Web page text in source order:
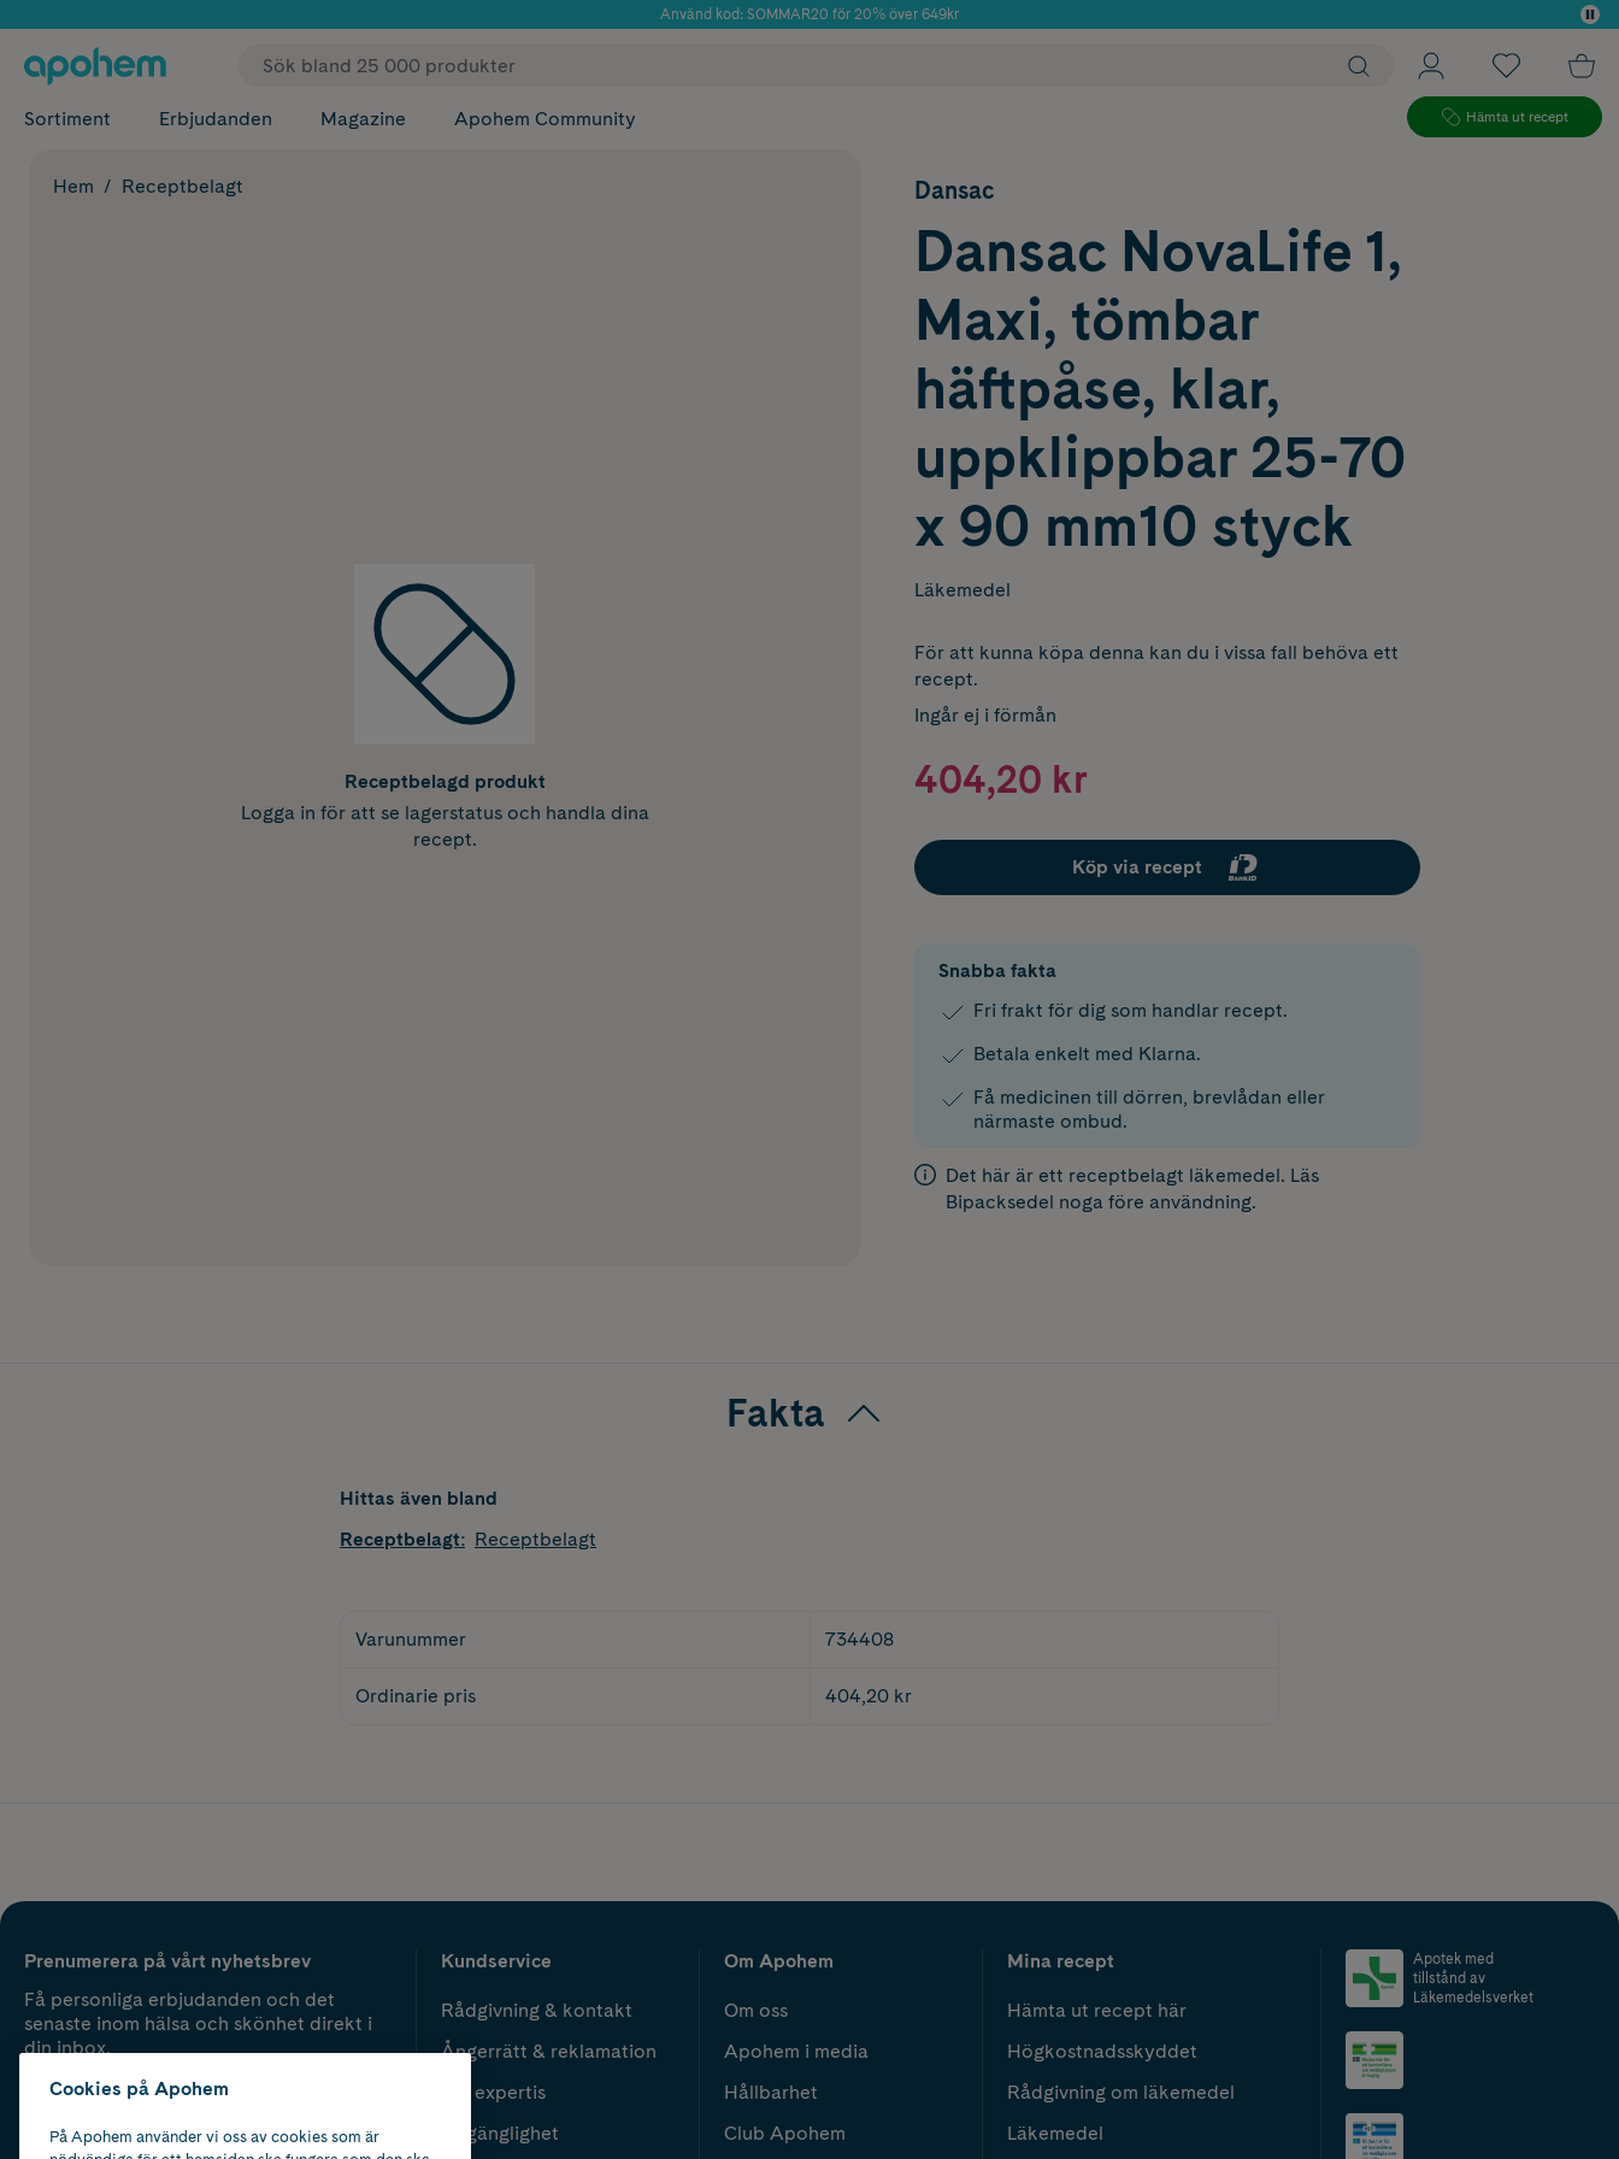
Använd kod: SOMMAR20 för 20% över 649kr
✓ Fri frakt
Sortiment Erbjudanden Magazine Apohem Community Hämta ut recept
Hem Receptbelagt
Receptbelagd produkt
Logga in för att se lagerstatus och handla dina
recept.
Dansac
Dansac NovaLife 1,
Maxi, tömbar
häftpåse, klar,
uppklippbar 25-70
x 90 mm10 styck
Läkemedel
För att kunna köpa denna kan du i vissa fall behöva ett
recept.
Ingår ej i förmån
404,20 kr
Köp via recept
Snabba fakta
Fri frakt för dig som handlar recept.
Betala enkelt med Klarna.
Få medicinen till dörren, brevlådan eller
närmaste ombud.
Det här är ett receptbelagt läkemedel. Läs
Bipacksedel noga före användning.
Fakta
Hittas även bland
Receptbelagt: Receptbelagt
Varunummer 734408
Ordinarie pris 404,20 kr
Prenumerera på vårt nyhetsbrev
Få personliga erbjudanden och det
senaste inom hälsa och skönhet direkt i
din inbox.
Kundservice
Rådgivning & kontakt
Ångerrätt & reklamation
Vår expertis
Tillgänglighet
Om Apohem
Om oss
Apohem i media
Hållbarhet
Club Apohem
Mina recept
Hämta ut recept här
Högkostnadsskyddet
Rådgivning om läkemedel
Läkemedel
Apotek med
tillstånd av
Läkemedelsverket
Cookies på Apohem
På Apohem använder vi oss av cookies som är